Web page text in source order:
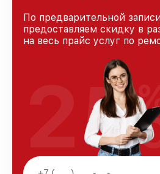
По предварительной
предоставляем скидку в
на весь прайс услуг по
25